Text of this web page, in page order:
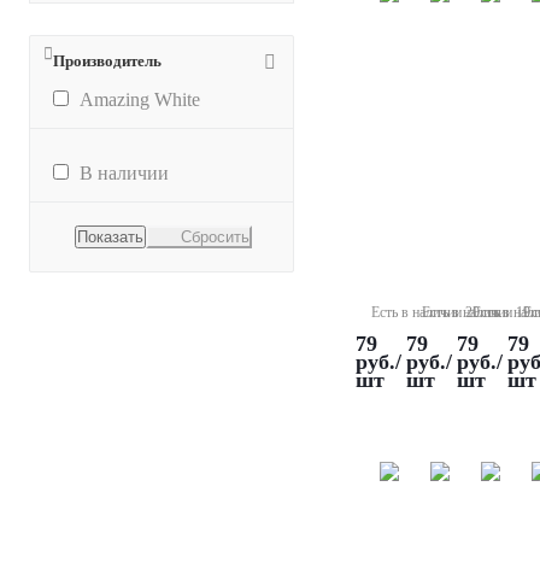
Производитель
Amazing White
В наличии
Сбросить
Есть в наличии 20 шт.
79
руб./
шт
Есть в наличии 19
79
руб./
шт
Есть в
79
руб./
шт
79
шт